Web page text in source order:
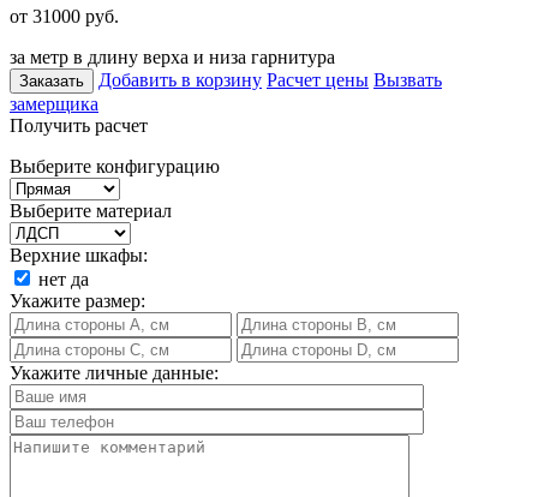
от 31000 руб.
за метр в длину верха и низа гарнитура
Заказать Добавить в корзину Расчет цены Вызвать
замерщика
Получить расчет
Выберите конфигурацию
Выберите материал
Верхние шкафы:
нет да
Укажите размер:
Укажите личные данные: